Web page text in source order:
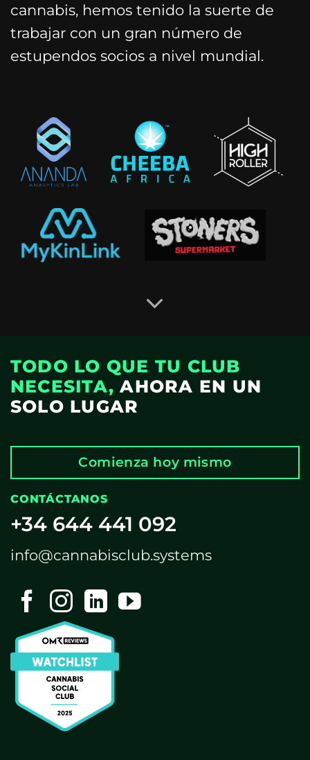
cannabis, hemos tenido la suerte de
trabajar con un gran número de
estupendos socios a nivel mundial.
TODO LO QUE TU CLUB
NECESITA, AHORA EN UN
SOLO LUGAR
Comienza hoy mismo
CONTÁCTANOS
+34 644 441 092
info@cannabisclub.systems